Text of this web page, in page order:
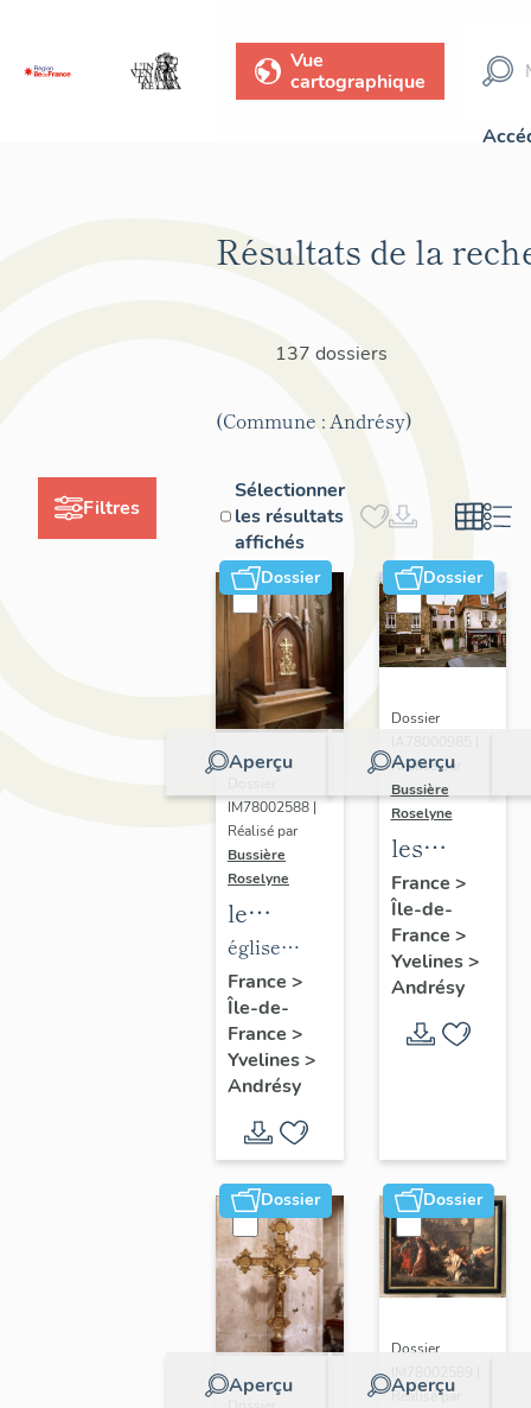
Vue
cartographique
Filtres
Résultats de la
137 dossiers
(Commune : Andrésy)
Sélectionner
les résultats
affichés
Dossier
Aperçu
IM78002588 |
Réalisé par
Bussière
Roselyne
le
mobilier
de
l'église
Saint-
Germain-
de-Paris
(liste
supplémentaire)
église
paroissiale
Saint-
Germain
France >
Île-de-
France >
Yvelines>
Andrésy
Dossier
Aperçu
Dossier
Réalisé par
Bussière
Roselyne
les
immeubles,
maisons
et
fermes
du
canton
France >
Île-de-
France >
Yvelines>
Andrésy
Dossier
Aperçu
Dossier
Aperçu
Dossier
Réalisé par